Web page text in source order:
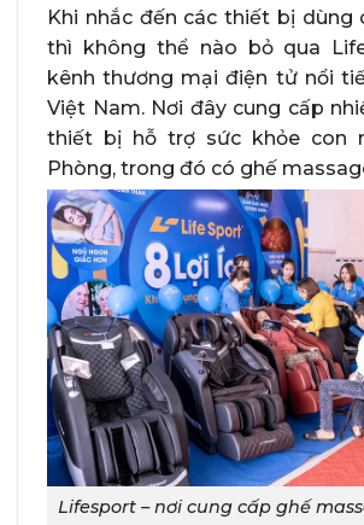
Khi nhắc đến các thiết bị dùng
thì không thể nào bỏ qua
kênh thương mại điện tử nổi
Việt Nam. Nơi đây cung cấp
thiết bị hỗ trợ sức khỏe con
Phòng, trong đó có ghế
Lifesport – nơi cung cấp ghế